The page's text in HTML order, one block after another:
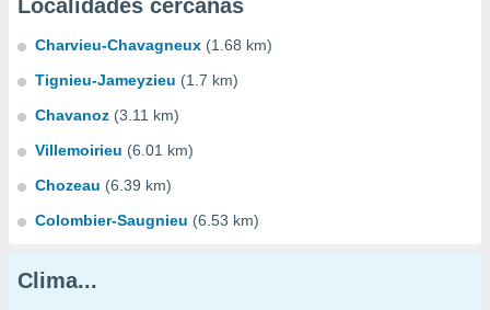
Localidades cercanas
Charvieu-Chavagneux (1.68 km)
Tignieu-Jameyzieu (1.7 km)
Chavanoz (3.11 km)
Villemoirieu (6.01 km)
Chozeau (6.39 km)
Colombier-Saugnieu (6.53 km)
Clima...